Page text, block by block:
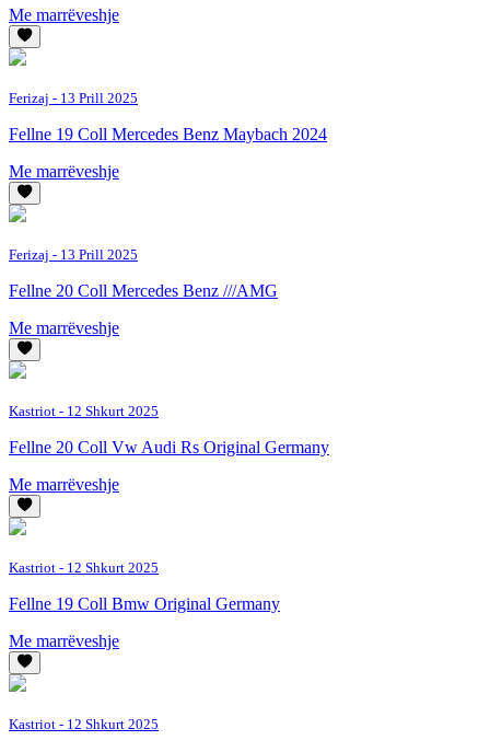
Me marrëveshje
Ferizaj - 13 Prill 2025
Fellne 19 Coll Mercedes Benz Maybach 2024
Me marrëveshje
Ferizaj - 13 Prill 2025
Fellne 20 Coll Mercedes Benz ///AMG
Me marrëveshje
Kastriot - 12 Shkurt 2025
Fellne 20 Coll Vw Audi Rs Original Germany
Me marrëveshje
Kastriot - 12 Shkurt 2025
Fellne 19 Coll Bmw Original Germany
Me marrëveshje
Kastriot - 12 Shkurt 2025